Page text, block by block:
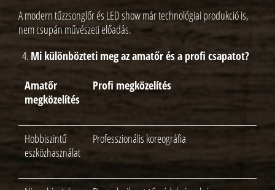
A modern tűzzsonglőr és LED show már technológiai produkció is,
nem csupán művészeti előadás.
Mi különbözteti meg az amatőr és a profi csapatot?
Amatőr
megközelítés
Profi megközelítés
Hobbiszintű
eszközhasználat
Professzionális koreográfia